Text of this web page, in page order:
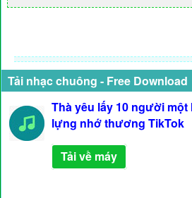
Tải nhạc chuông - Free Download
Thà yêu lấy 10 người
lựng nhớ thương TikTok
Tải về máy